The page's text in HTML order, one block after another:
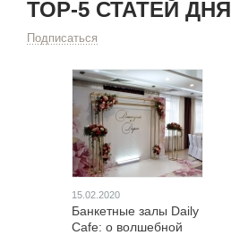
ТОР-5 СТАТЕЙ ДНЯ
Подписаться
15.02.2020
Банкетные залы Daily
Cafe: о волшебной